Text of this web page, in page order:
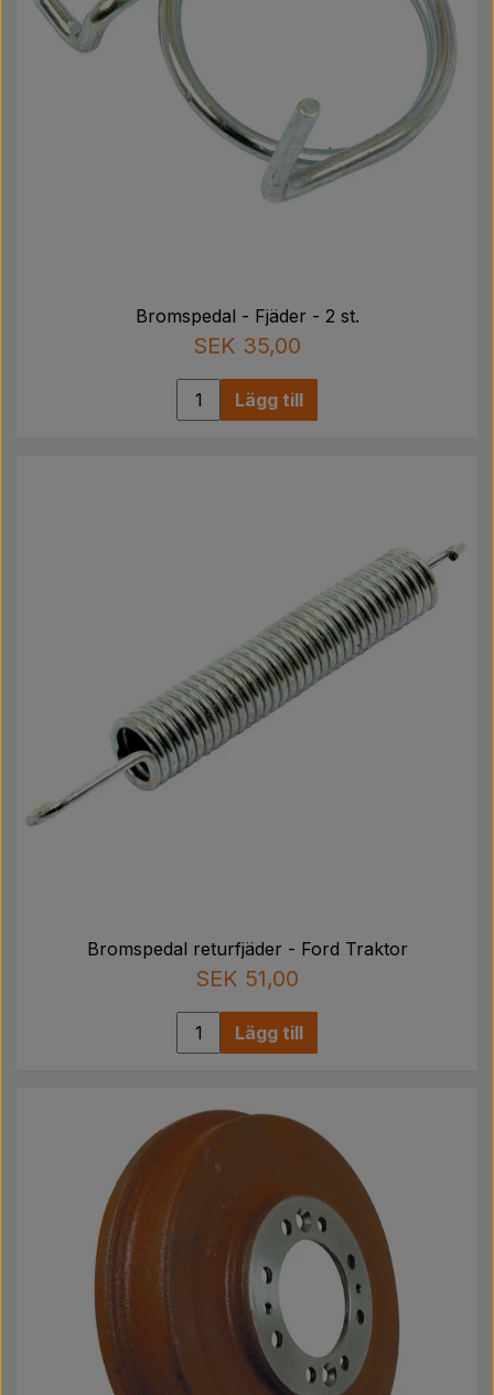
Bromspedal - Fjäder - 2 st.
SEK 35,00
Lägg till
Bromspedal returfjäder - Ford Traktor
SEK 51,00
Lägg till